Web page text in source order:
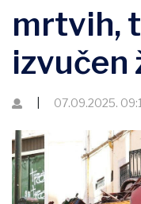
mrtvih,
izvučen
07.09.2025.